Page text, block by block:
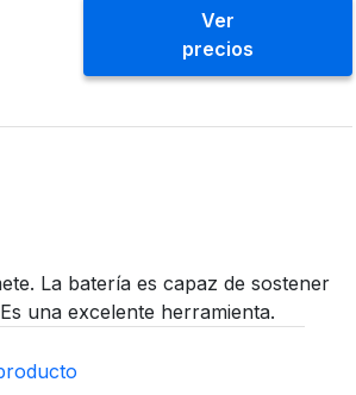
Ver
precios
La batería es capaz de sostener
una excelente herramienta.